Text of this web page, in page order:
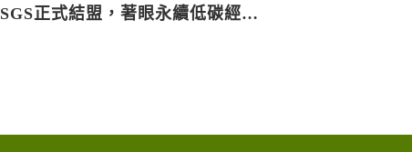
SGS正式結盟，著眼永續低碳經…